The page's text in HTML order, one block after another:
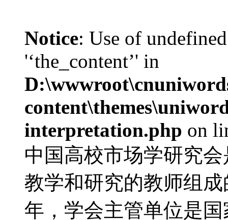
Notice: Use of
'‘the_content’' in
interpretation.php on
中国高校市场学研究
教学和研究的教师组
年，学会主管单位是